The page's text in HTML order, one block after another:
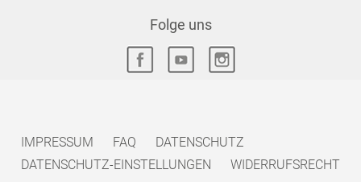
Folge uns
IMPRESSUM FAQ
DATENSCHUTZ
DATENSCHUTZ-EINSTELLUNGEN
WIDERRUFSRECHT